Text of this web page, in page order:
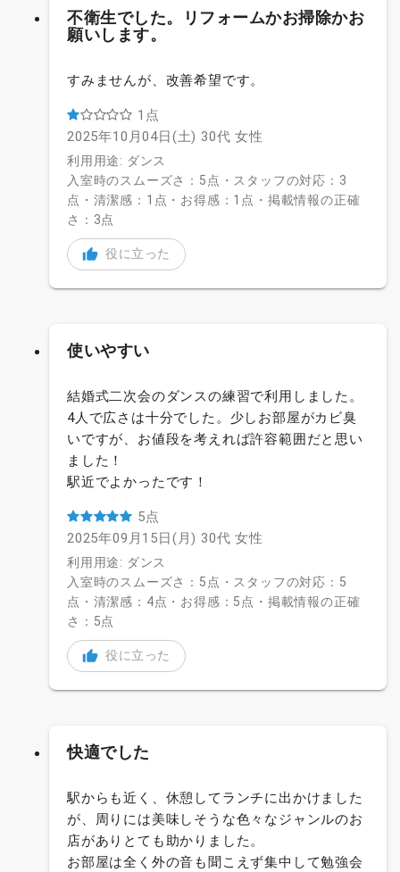
不衛生でした。リフォームかお掃除かお
願いします。
すみませんが、改善希望です。
1点
2025年10月04日(土) 30代 女性
利用用途: ダンス
入室時のスムーズさ：5点・スタッフの対応：3
点・清潔感：1点・お得感：1点・掲載情報の正確
さ：3点
役に立った
使いやすい
結婚式二次会のダンスの練習で利用しました。
4人で広さは十分でした。少しお部屋がカビ臭
いですが、お値段を考えれば許容範囲だと思い
ました！
駅近でよかったです！
5点
2025年09月15日(月) 30代 女性
利用用途: ダンス
入室時のスムーズさ：5点・スタッフの対応：5
点・清潔感：4点・お得感：5点・掲載情報の正確
さ：5点
役に立った
快適でした
駅からも近く、休憩してランチに出かけました
が、周りには美味しそうな色々なジャンルのお
店がありとても助かりました。
お部屋は全く外の音も聞こえず集中して勉強会